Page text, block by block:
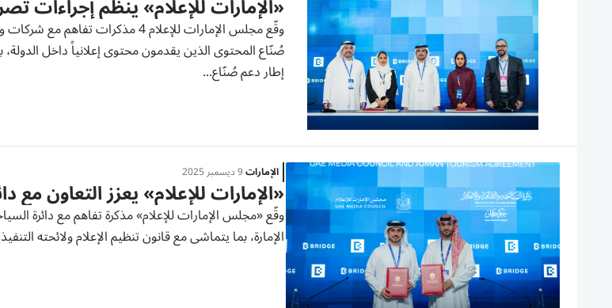
وقّع مجلس الإمارات للإعلام 4
صُنّاع المحتوى الذين يقدمون محتوى إعلانياً داخل
إطار دعم صُنّاع...
الإمارات9 ديسمبر 2025
«الإمارات للإعلام» يعزز التعاون مع
وقّع «مجلس الإمارات للإعلام» مذكرة تفاهم مع دائرة
الإمارة، بما يتماشى مع قانون تنظيم الإعلام ولائحته